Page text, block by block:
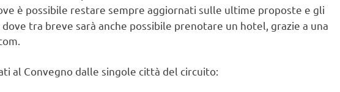
è possibile restare sempre aggiornati sulle ultime proposte e gli
tra breve sarà anche possibile prenotare un hotel, grazie a una
al Convegno dalle singole città del circuito: